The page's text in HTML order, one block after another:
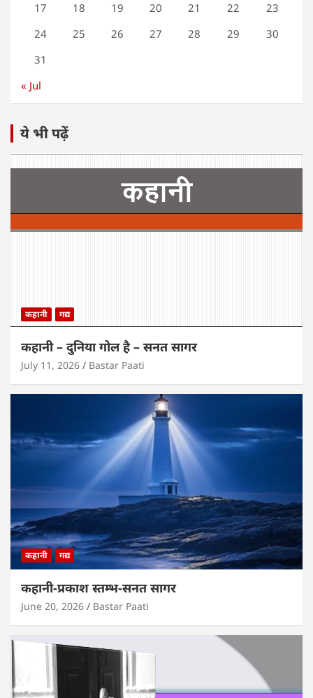
17 18 19 20 21 22
23
24
25 26 27 28 29
30
31
« Jul
ये भी पढ़ें
कहानी गद्य
कहानी – दुनिया गोल है – सनत सागर
July 11, 2026 Bastar Paati
कहानी गद्य
कहानी-प्रकाश स्तम्भ-सनत सागर
June 20, 2026 Bastar Paati